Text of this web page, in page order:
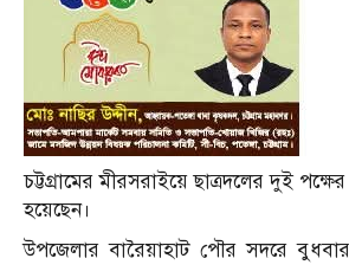
চট্টগ্রামের মীরসরাইয়ে ছাত্রদলের দুই
হয়েছেন।
উপজেলার বারৈয়াহাট পৌর সদরে